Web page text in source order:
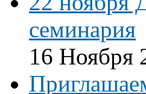
семинария
16 Ноября